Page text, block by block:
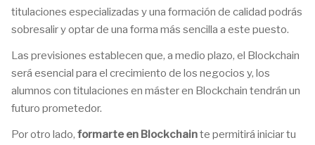
titulaciones especializadas y una formación de calidad podrás
sobresalir y optar de una forma más sencilla a este puesto.
Las previsiones establecen que, a medio plazo, el Blockchain
será esencial para el crecimiento de los negocios y, los
alumnos con titulaciones en máster en Blockchain tendrán un
futuro prometedor.
Por otro lado, formarte en Blockchainte permitirá iniciar tu